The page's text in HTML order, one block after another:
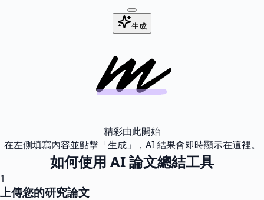
生成
精彩由此開始
在左側填寫內容並點擊「生成」，AI 結果會即時顯示在這裡。
如何使用 AI 論文總結工具
1
上傳您的研究論文